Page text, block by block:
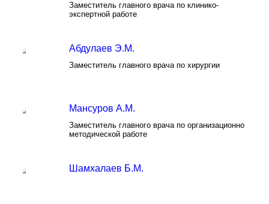
Заместитель главного врача по клинико-
экспертной работе
Абдулаев Э.М.
Заместитель главного врача по хирургии
Мансуров А.М.
Заместитель главного врача по организационно
методической работе
Шамхалаев Б.М.